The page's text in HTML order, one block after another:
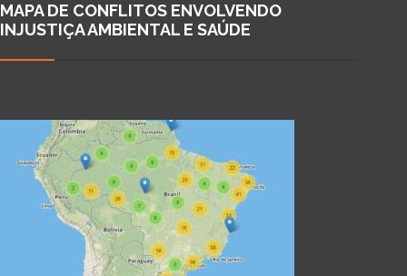
MAPA DE CONFLITOS ENVOLVENDO
INJUSTIÇA AMBIENTAL E SAÚDE